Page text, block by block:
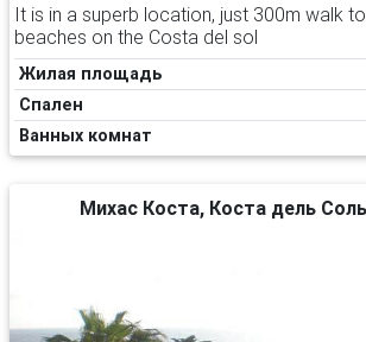
It is in a superb location, just 300m walk
beaches on the Costa del sol
Жилая площадь
Спален
Ванных комнат
Михас Коста, Коста дель